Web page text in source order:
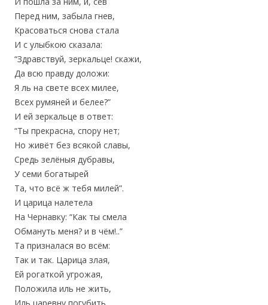
Перед ним, забыла гнев,
Красоваться снова стала
И с улыбкою сказала:
“Здравствуй, зеркальце! скажи,
Да всю правду доложи:
Я ль на свете всех милее,
Всех румяней и белее?”
И ей зеркальце в ответ:
“Ты прекрасна, спору нет;
Но живёт без всякой славы,
Средь зелёныя дубравы,
У семи богатырей
Та, что всё ж тебя милей”.
И царица налетела
На Чернавку: “Как ты смела
Обмануть меня? и в чём!..”
Та призналася во всём:
Так и так. Царица злая,
Ей рогаткой угрожая,
Положила иль не жить,